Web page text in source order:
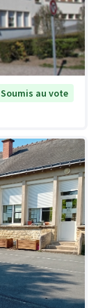
Soumis au vote